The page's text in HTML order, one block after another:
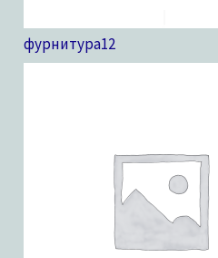
фурнитура12